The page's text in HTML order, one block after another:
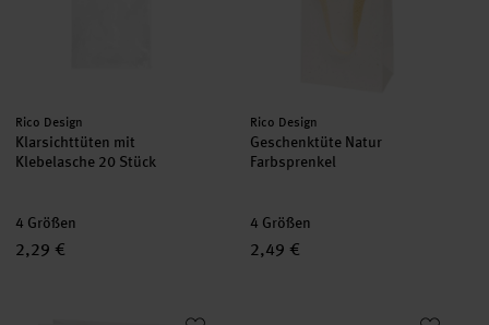
Hersteller:
Rico Design
Klarsichttüten mit
Klebelasche 20 Stück
4 Größen
2,29 €
Hersteller:
Rico Design
Geschenktüte Natur
Farbsprenkel
4 Größen
2,49 €
Geschenktüte Natur Weiß Geschenktüte Natur Elfenbein